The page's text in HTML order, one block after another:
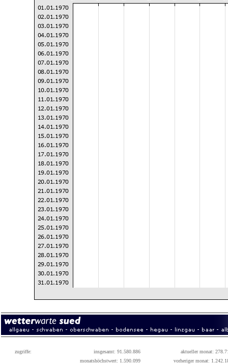
zugriffe: insgesamt: 91.580.886
aktueller monat:
monatshöchstwert: 1.590.099
vorheriger monat: